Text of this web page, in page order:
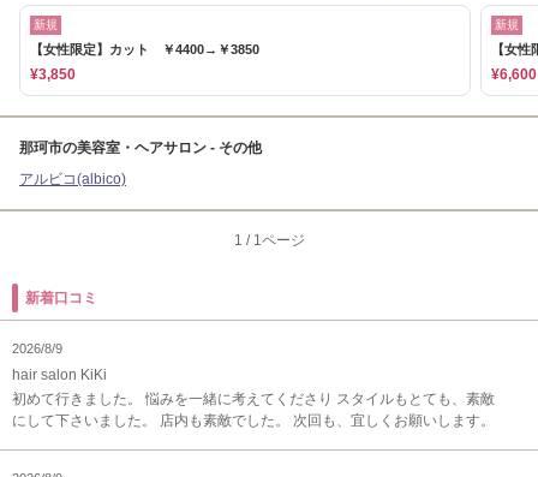
新規
【女性限定】カット ￥4400→￥3850
¥3,850
新規
【女
¥6,600
那珂市の美容室・ヘアサロン - その他
アルビコ(albico)
1 / 1ページ
新着口コミ
2026/8/9
hair salon KiKi
初めて行きました。 悩みを一緒に考えてくださり スタイルもとても、素敵
にして下さいました。 店内も素敵でした。 次回も、宜しくお願いします。